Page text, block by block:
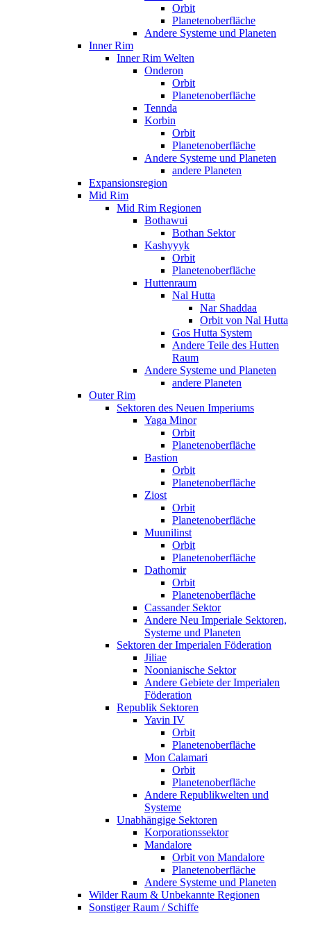
Orbit
Planetenoberfläche
Andere Systeme und Planeten
Inner Rim
Inner Rim Welten
Onderon
Orbit
Planetenoberfläche
Tennda
Korbin
Orbit
Planetenoberfläche
Andere Systeme und Planeten
andere Planeten
Expansionsregion
Mid Rim
Mid Rim Regionen
Bothawui
Bothan Sektor
Kashyyyk
Orbit
Planetenoberfläche
Huttenraum
Nal Hutta
Nar Shaddaa
Orbit von Nal Hutta
Gos Hutta System
Andere Teile des Hutten
Raum
Andere Systeme und Planeten
andere Planeten
Outer Rim
Sektoren des Neuen Imperiums
Yaga Minor
Orbit
Planetenoberfläche
Bastion
Orbit
Planetenoberfläche
Ziost
Orbit
Planetenoberfläche
Muunilinst
Orbit
Planetenoberfläche
Dathomir
Orbit
Planetenoberfläche
Cassander Sektor
Andere Neu Imperiale Sektoren,
Systeme und Planeten
Sektoren der Imperialen Föderation
Jiliae
Noonianische Sektor
Andere Gebiete der Imperialen
Föderation
Republik Sektoren
Yavin IV
Orbit
Planetenoberfläche
Mon Calamari
Orbit
Planetenoberfläche
Andere Republikwelten und
Systeme
Unabhängige Sektoren
Korporationssektor
Mandalore
Orbit von Mandalore
Planetenoberfläche
Andere Systeme und Planeten
Wilder Raum & Unbekannte Regionen
Sonstiger Raum / Schiffe